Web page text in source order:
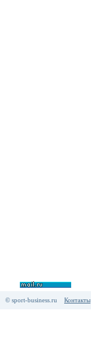
© sport-business.ru Контакты